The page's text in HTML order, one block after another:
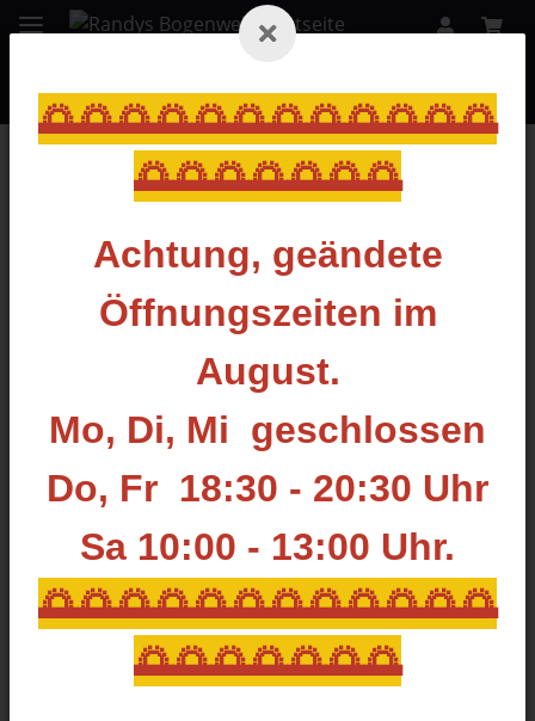
🌅🌅🌅🌅🌅🌅🌅🌅🌅🌅🌅🌅
🌅🌅🌅🌅🌅🌅🌅
Achtung, geändete
Öffnungszeiten im
August.
Mo, Di, Mi geschlossen
Do, Fr 18:30 - 20:30 Uhr
Sa 10:00 - 13:00 Uhr.
🌅🌅🌅🌅🌅🌅🌅🌅🌅🌅🌅🌅
🌅🌅🌅🌅🌅🌅🌅
Zurück zur Liste Visier Zubehör